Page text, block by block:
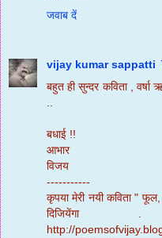
जवाब दें
vijay kumar sappatti
बहुत ही सुन्दर कविता ,
बधाई !!
आभार
विजय
-----------
कृपया मेरी नयी कविता "
http://